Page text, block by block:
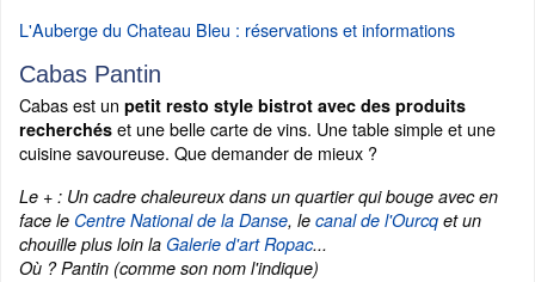
L'Auberge du Chateau Bleu : réservations et informations
Cabas Pantin
Cabas est un petit resto style bistrot avec des produits
recherchés et une belle carte de vins. Une table simple et une
cuisine savoureuse. Que demander de mieux ?
Le + : Un cadre chaleureux dans un quartier qui bouge avec en
face le Centre National de la Danse, le canal de l'Ourcq et un
chouille plus loin la Galerie d'art Ropac...
Où ? Pantin (comme son nom l'indique)